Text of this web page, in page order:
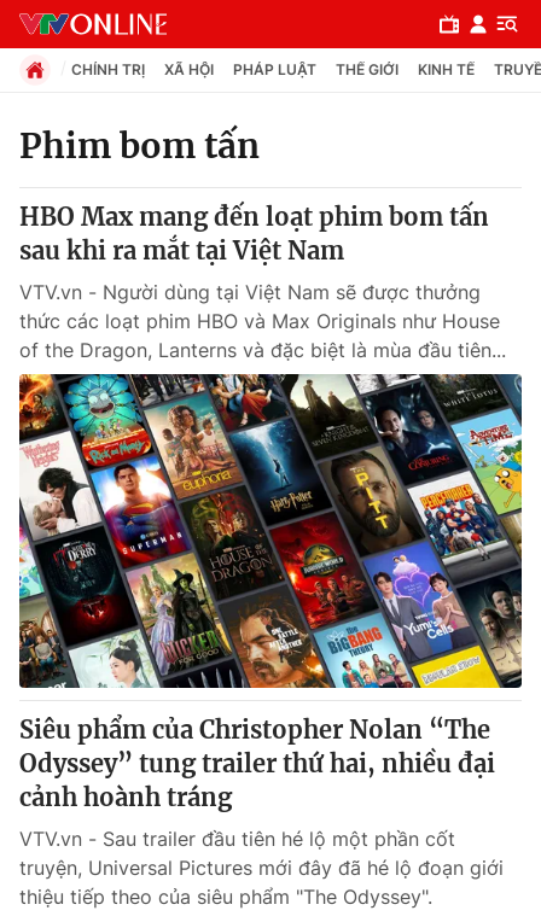
Chuyên mục
Chính trị
Xã hội
Pháp luật
Y tế
Thế giới
Tin tức
Thế giới đó đây
Câu chuyện quốc tế
Kinh tế
Tài chính
Thị trường
Góc doanh nghiệp
Dữ liệu và đời sống
Truyền hình
Phim VTV
Hậu trường
Nhân vật
Giải trí
Điện ảnh
Âm nhạc
Đời sống
CHÍNH TRỊ XÃ HỘI PHÁP LUẬT THẾ GIỚI KINH TẾ
Phim bom tấn
HBO Max mang đến loạt phim bom tấn
sau khi ra mắt tại Việt Nam
VTV.vn - Người dùng tại Việt Nam sẽ được thưởng
thức các loạt phim HBO và Max Originals như House
of the Dragon, Lanterns và đặc biệt là mùa đầu tiên...
Siêu phẩm của Christopher Nolan “The
Odyssey” tung trailer thứ hai, nhiều đại
cảnh hoành tráng
VTV.vn - Sau trailer đầu tiên hé lộ một phần cốt
truyện, Universal Pictures mới đây đã hé lộ đoạn giới
thiệu tiếp theo của siêu phẩm "The Odyssey".